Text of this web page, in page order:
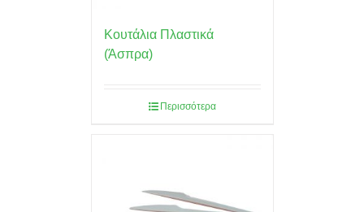
Κουτάλια Πλαστικά
(Άσπρα)
Περισσότερα